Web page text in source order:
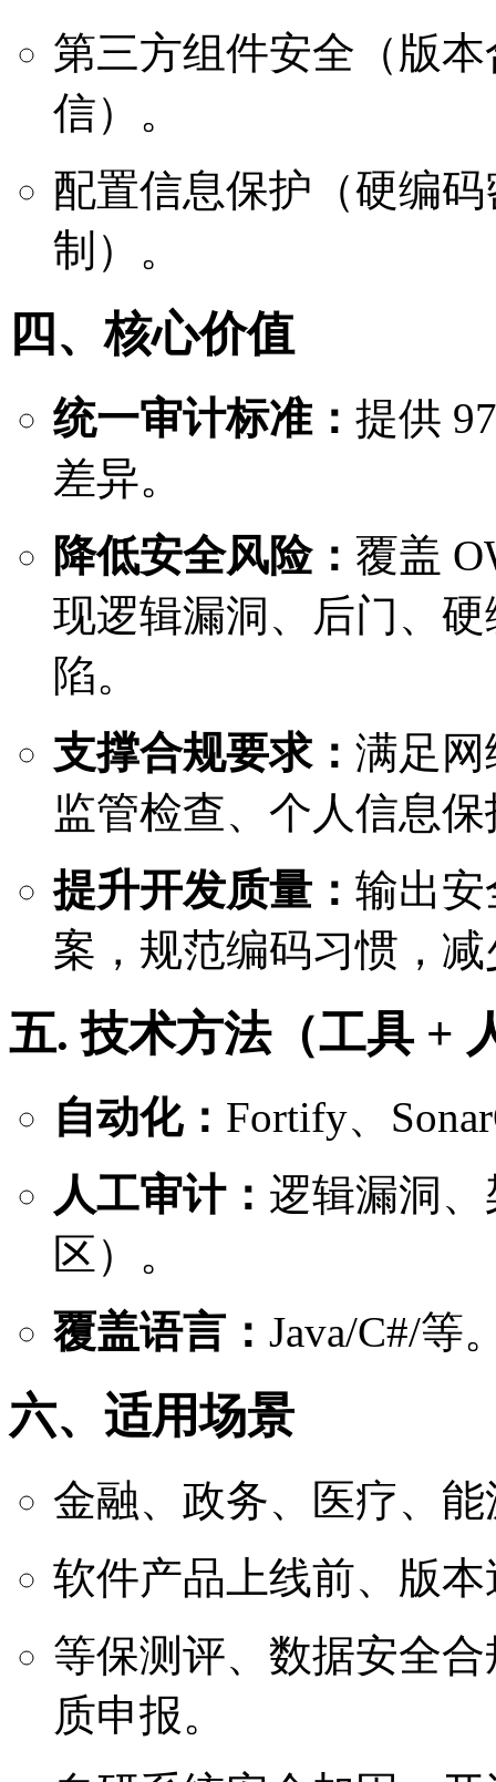
第三方组件安全（版
信）。
配置信息保护（硬编
制）。
四、核心价值
统一审计标准： 提供
差异。
降低安全风险： 覆盖
现逻辑漏洞、后门、
陷。
支撑合规要求： 满足
监管检查、个人信息
提升开发质量： 输出
案，规范编码习惯，
五. 技术方法（工具 +
自动化： Fortify、
人工审计： 逻辑漏洞
区）。
覆盖语言： Java/C#/等
六、适用场景
金融、政务、医疗、
软件产品上线前、版
等保测评、数据安全
质申报。